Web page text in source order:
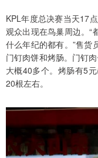
KPL年度总决赛当天17
观众出现在鸟巢周边。“
什么年纪的都有。”售货
门钉肉饼和烤肠。门钉
大概40多个。烤肠有5
20根左右。